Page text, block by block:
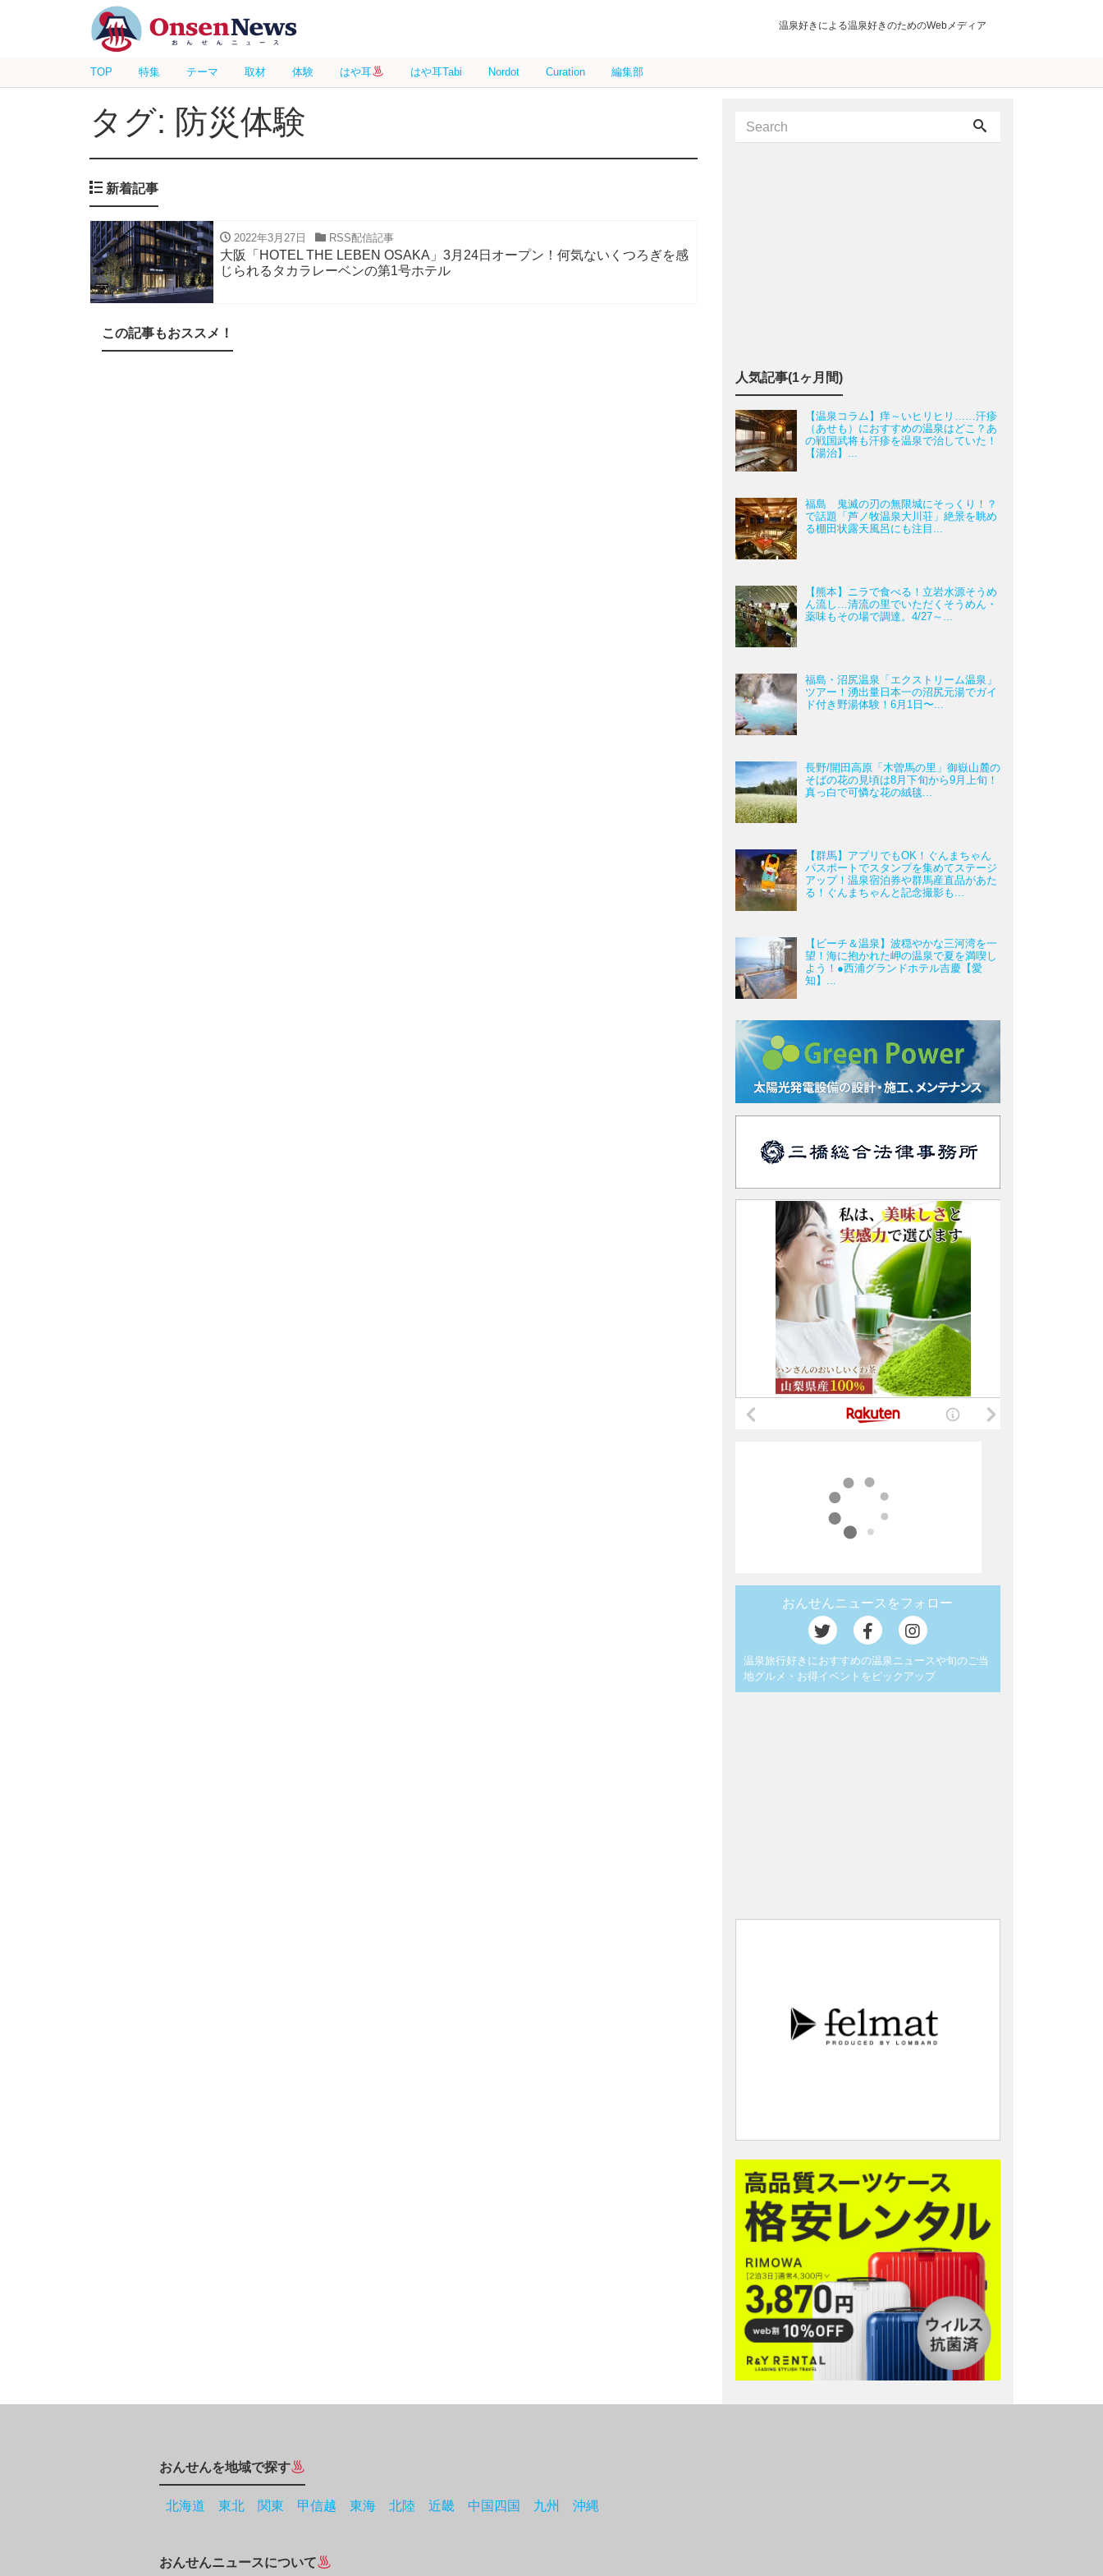
温泉好きによる温泉好きのためのWebメディア
TOP 特集 テーマ 取材 体験 はや耳 はや耳Tabi Nordot Curation 編集部
タグ: 防災体験
新着記事
2022年3月27日 RSS配信記事
大阪「HOTEL THE LEBEN OSAKA」3月24日オープン！何気ないくつろぎを感
じられるタカラレーベンの第1号ホテル
この記事もおススメ！
人気記事(1ヶ月間)
【温泉コラム】痒～いヒリヒリ……汗疹
（あせも）におすすめの温泉はどこ？あ
の戦国武将も汗疹を温泉で治していた！
【湯治】...
福島 鬼滅の刃の無限城にそっくり！？
で話題「芦ノ牧温泉大川荘」絶景を眺め
る棚田状露天風呂にも注目...
【熊本】ニラで食べる！立岩水源そうめ
ん流し…清流の里でいただくそうめん・
薬味もその場で調達。4/27～...
福島・沼尻温泉「エクストリーム温泉」
ツアー！湧出量日本一の沼尻元湯でガイ
ド付き野湯体験！6月1日〜...
長野/開田高原「木曽馬の里」御嶽山麓の
そばの花の見頃は8月下旬から9月上旬！
真っ白で可憐な花の絨毯...
【群馬】アプリでもOK！ぐんまちゃん
パスポートでスタンプを集めてステージ
アップ！温泉宿泊券や群馬産直品があた
る！ぐんまちゃんと記念撮影も...
【ビーチ＆温泉】波穏やかな三河湾を一
望！海に抱かれた岬の温泉で夏を満喫し
よう！●西浦グランドホテル吉慶【愛
知】...
おんせんニュースをフォロー
温泉旅行好きにおすすめの温泉ニュースや旬のご当
地グルメ・お得イベントをピックアップ
おんせんを地域で探す
北海道 東北 関東 甲信越 東海 北陸 近畿 中国四国 九州 沖縄
おんせんニュースについて